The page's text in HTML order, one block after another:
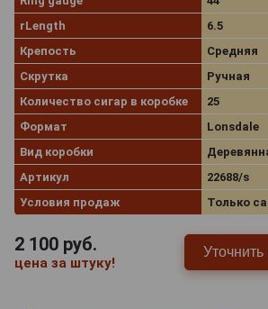
rLength
6.5
Крепость
Средняя
Скрутка
Ручная
Количество сигар в коробке
25
Формат
Lonsdale
Вид коробки
Артикул
22688/s
Условия продаж
Только
2 100 руб.
цена за штуку!